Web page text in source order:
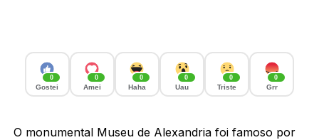
0
Gostei
0
Amei
0
Haha
0
Uau
0
Triste
0
Grr
O monumental Museu de Alexandria foi famoso por